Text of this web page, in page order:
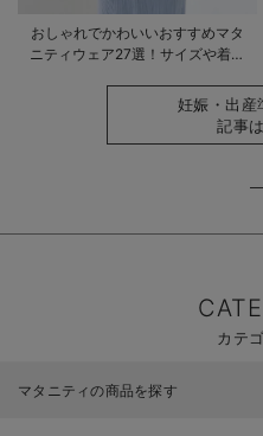
おしゃれでかわいいおすすめマタ
ニティウェア27選！サイズや着る
妊娠・出産
記事
カテ
マタニティの商品を探す